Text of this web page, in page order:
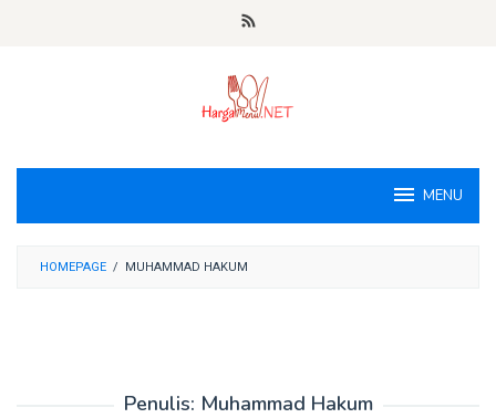
MENU
HOMEPAGE / MUHAMMAD HAKUM
Penulis: Muhammad Hakum